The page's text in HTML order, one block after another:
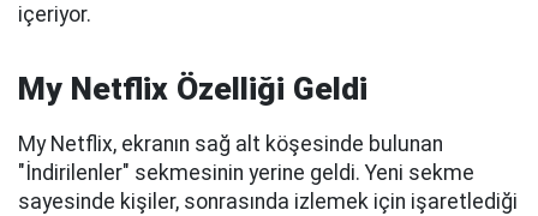
içeriyor.
My Netflix Özelliği Geldi
My Netflix, ekranın sağ alt köşesinde bulunan
"İndirilenler" sekmesinin yerine geldi. Yeni sekme
sayesinde kişiler, sonrasında izlemek için işaretlediği